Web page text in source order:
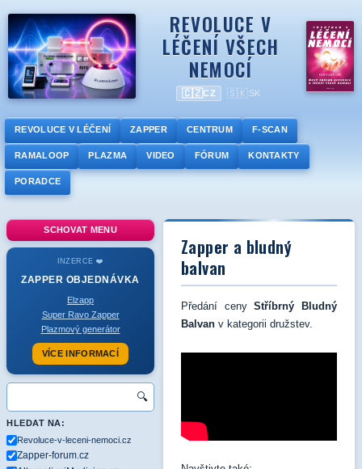
REVOLUCE V
LÉČENÍ VŠECH
NEMOCÍ
🇨🇿CZ 🇸🇰SK
REVOLUCE V LÉČENÍ ZAPPER CENTRUM F-SCAN
RAMALOOP PLAZMA VIDEO FÓRUM KONTAKTY
PORADCE
SCHOVAT MENU
INZERCE ❤️
ZAPPER OBJEDNÁVKA
Elzapp
Super Ravo Zapper
Plazmový generátor
VÍCE INFORMACÍ
🔍
HLEDAT NA:
Revoluce-v-leceni-nemoci.cz
Zapper-forum.cz
Zapper a bludný
balvan
Předání cenyStříbrný Bludný
Balvan v kategorii družstev.